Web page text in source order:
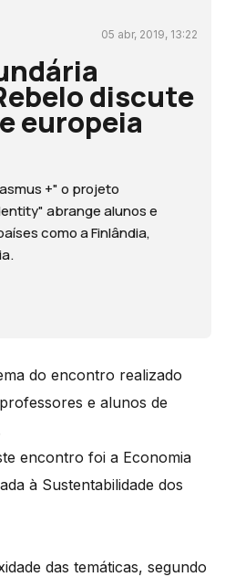
05 abr, 2019, 13:22
discute
europeia
+" o projeto
abrange alunos e
como a Finlândia,
do encontro realizado
e alunos de
encontro foi a Economia
à Sustentabilidade dos
das temáticas, segundo